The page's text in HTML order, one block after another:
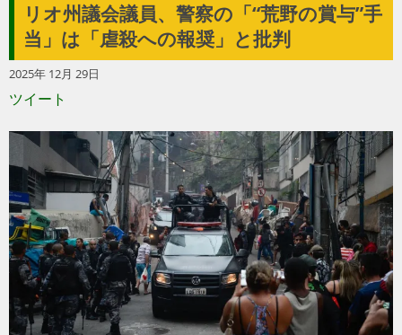
ホーム
エンターテイメント
グルメ
トラベル
サッカー
PEOPLE
リオ州議会議員、警察の「“荒野の賞与”手
当」は「虐殺への報奨」と批判
2025年 12月 29日
ツイート